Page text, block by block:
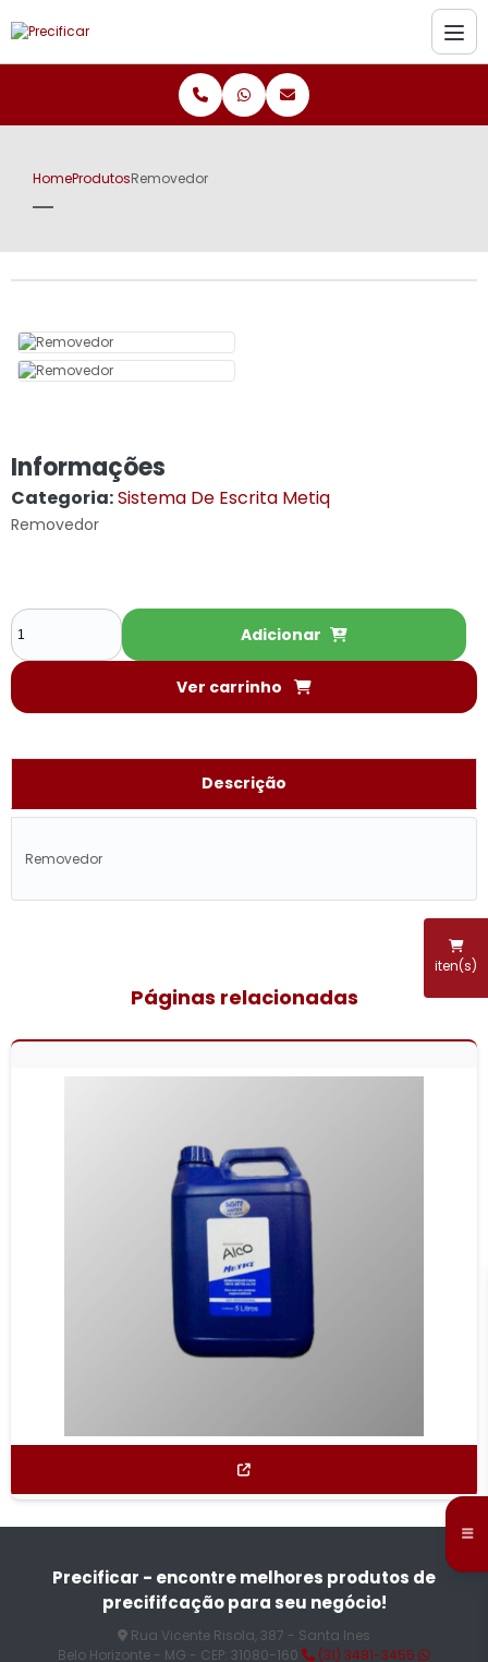
iten(s)
HomeProdutosRemovedor
Informações
Categoria:Sistema De Escrita Metiq
Removedor
Adicionar
Ver carrinho
Descrição
Removedor
Páginas relacionadas
Precificar - encontre melhores produtos de
precififcação para seu negócio!
Rua Vicente Risola, 387 - Santa Ines
Belo Horizonte - MG - CEP: 31080-160
(31) 3481-3455